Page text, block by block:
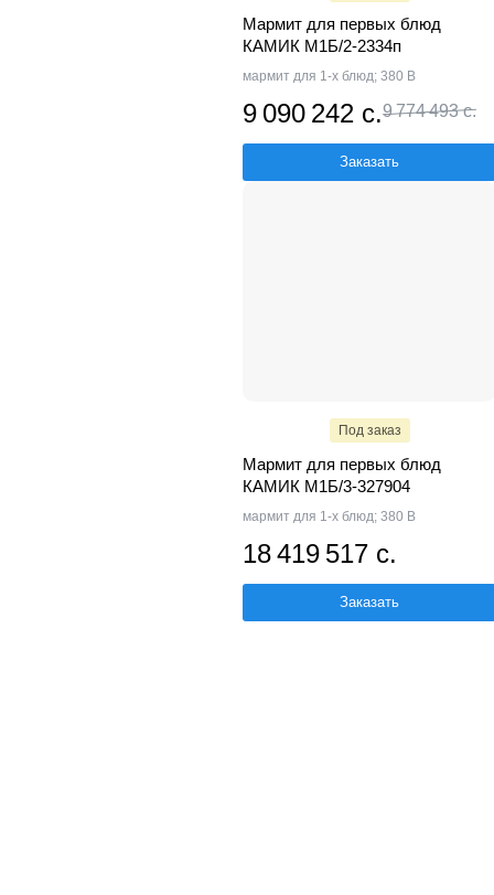
Мармит для первых блюд
КАМИК М1Б/2-2334п
мармит для 1-х блюд; 380 В
9 090 242 с.9 774 493 с.
Заказать
Под заказ
Мармит для первых блюд
КАМИК М1Б/3-327904
мармит для 1-х блюд; 380 В
18 419 517 с.
Заказать